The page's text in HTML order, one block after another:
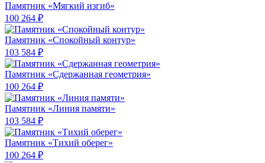
Памятник «Мягкий изгиб»
100 264 ₽
Памятник «Спокойный контур»
103 584 ₽
Памятник «Сдержанная геометрия»
100 264 ₽
Памятник «Линия памяти»
103 584 ₽
Памятник «Тихий оберег»
100 264 ₽